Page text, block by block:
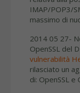
IMAP/POP3/
massimo di
2014 05 27-
OpenSSL del
vulnerabilità
rilasciato un
di: OpenSSL e